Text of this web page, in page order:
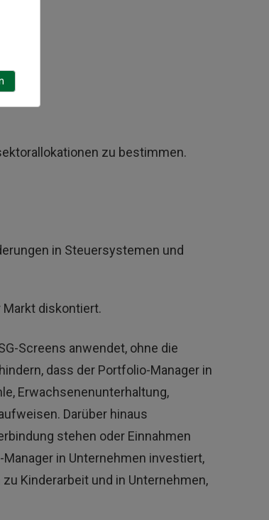
zu bestimmen.
in Steuersystemen und
diskontiert.
Screens anwendet, ohne die
dass der Portfolio-Manager in
Erwachsenenunterhaltung,
Darüber hinaus
stehen oder Einnahmen
in Unternehmen investiert,
Kinderarbeit und in Unternehmen,